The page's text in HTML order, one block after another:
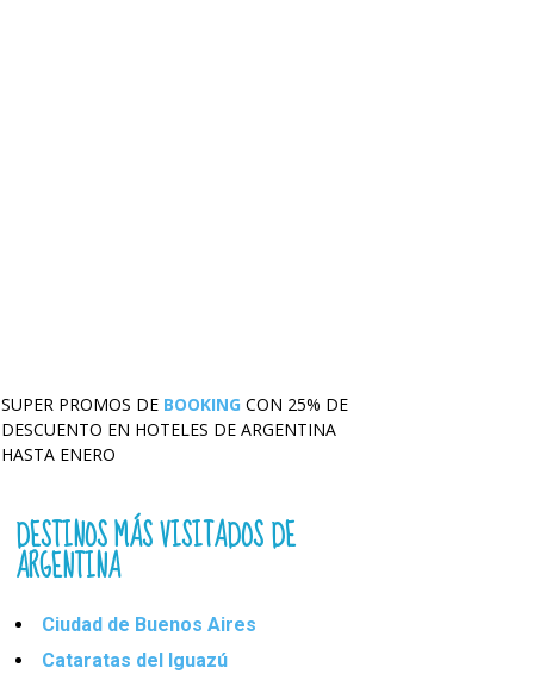
SUPER PROMOS DE BOOKING CON 25% DE
DESCUENTO EN HOTELES DE ARGENTINA
HASTA ENERO
DESTINOS MÁS VISITADOS DE
ARGENTINA
Ciudad de Buenos Aires
Cataratas del Iguazú